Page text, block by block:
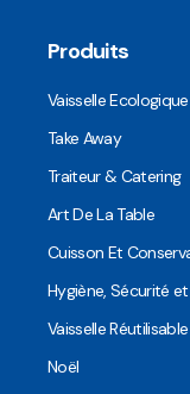
Produits
Vaisselle Ecologique
Take Away
Traiteur & Catering
Art De La Table
Cuisson Et
Hygiène, Sécurité
Vaisselle Réutilisable
Noël